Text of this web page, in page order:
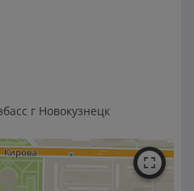
г Новокузнецк